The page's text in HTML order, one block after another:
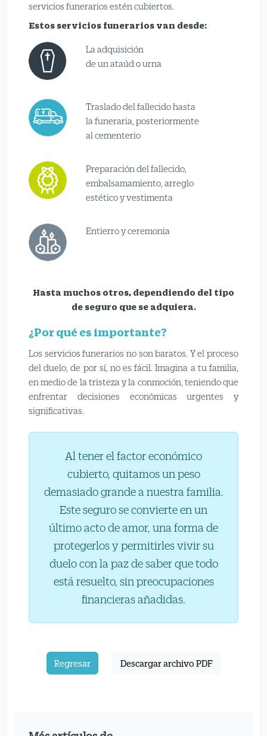
servicios funerarios estén cubiertos.
Estos servicios funerarios van desde:
La adquisición
de un ataúd o urna
Traslado del fallecido hasta
la funeraria, posteriormente
al cementerio
Preparación del fallecido,
embalsamamiento, arreglo
estético y vestimenta
Entierro y ceremonia
Hasta muchos otros, dependiendo del tipo
de seguro que se adquiera.
¿Por qué es importante?
Los servicios funerarios no son baratos. Y el proceso
del duelo, de por sí, no es fácil. Imagina a tu familia,
en medio de la tristeza y la conmoción, teniendo que
enfrentar decisiones económicas urgentes y
significativas.
Al tener el factor económico
cubierto, quitamos un peso
demasiado grande a nuestra familia.
Este seguro se convierte en un
último acto de amor, una forma de
protegerlos y permitirles vivir su
duelo con la paz de saber que todo
está resuelto, sin preocupaciones
financieras añadidas.
Regresar Descargar archivo PDF